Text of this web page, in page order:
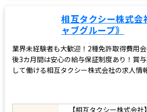
相互タクシー株式会
ャブグループ｠
業界未経験者も大歓迎！2種免許取得費用
後3カ月間は安心の給与保証制度あり！賞
して働ける相互タクシー株式会社の求人情